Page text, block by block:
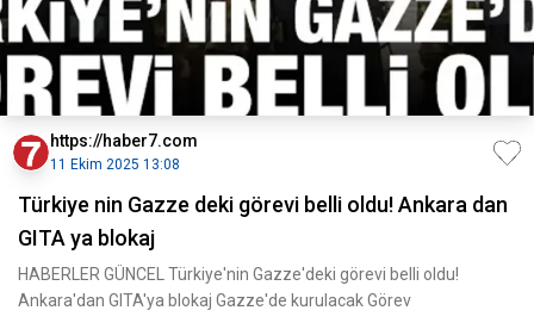
https://haber7.com
11 Ekim 2025 13:08
Türkiye nin Gazze deki görevi belli oldu! Ankara dan
GITA ya blokaj
HABERLER GÜNCEL Türkiye'nin Gazze'deki görevi belli oldu!
Ankara'dan GITA'ya blokaj Gazze'de kurulacak Görev